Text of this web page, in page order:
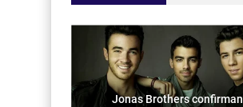
Jonas Brothers confirman